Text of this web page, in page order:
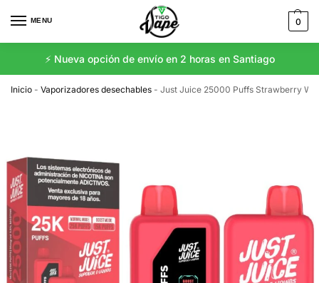
MENU 0
⚡️ Nueva opción de envío en 2 horas en Santiago
Inicio - Vaporizadores desechables - Just Juice 25000 Puffs Strawberry